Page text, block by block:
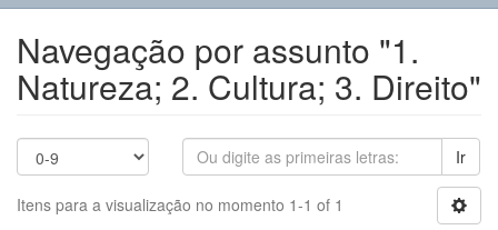
Navegação por assunto "1.
Natureza; 2. Cultura; 3. Direito"
Ir
Itens para a visualização no momento 1-1 of 1